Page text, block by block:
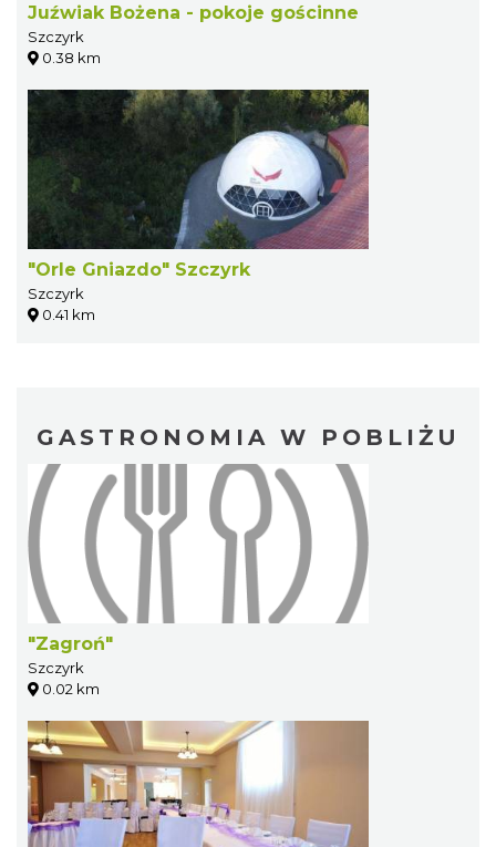
Juźwiak Bożena - pokoje gościnne
Szczyrk
0.38 km
"Orle Gniazdo" Szczyrk
Szczyrk
0.41 km
GASTRONOMIA W POBLIŻU
"Zagroń"
Szczyrk
0.02 km